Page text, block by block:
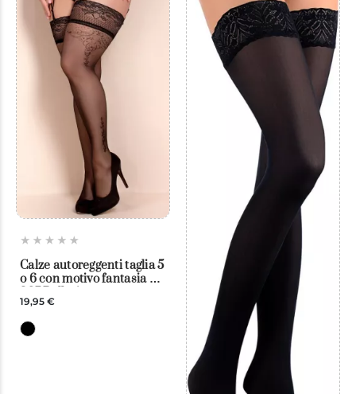
Calze autoreggenti taglia 5
o 6 con motivo fantasia –
19,95 €